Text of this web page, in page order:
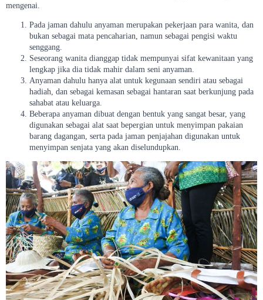
mengenai.
Pada jaman dahulu anyaman merupakan pekerjaan para wanita, dan
bukan sebagai mata pencaharian, namun sebagai pengisi waktu
senggang.
Seseorang wanita dianggap tidak mempunyai sifat kewanitaan yang
lengkap jika dia tidak mahir dalam seni anyaman.
Anyaman dahulu hanya alat untuk kegunaan sendiri atau sebagai
hadiah, dan sebagai kemasan sebagai hantaran saat berkunjung pada
sahabat atau keluarga.
Beberapa anyaman dibuat dengan bentuk yang sangat besar, yang
digunakan sebagai alat saat bepergian untuk menyimpan pakaian
barang dagangan, serta pada jaman penjajahan digunakan untuk
menyimpan senjata yang akan diselundupkan.